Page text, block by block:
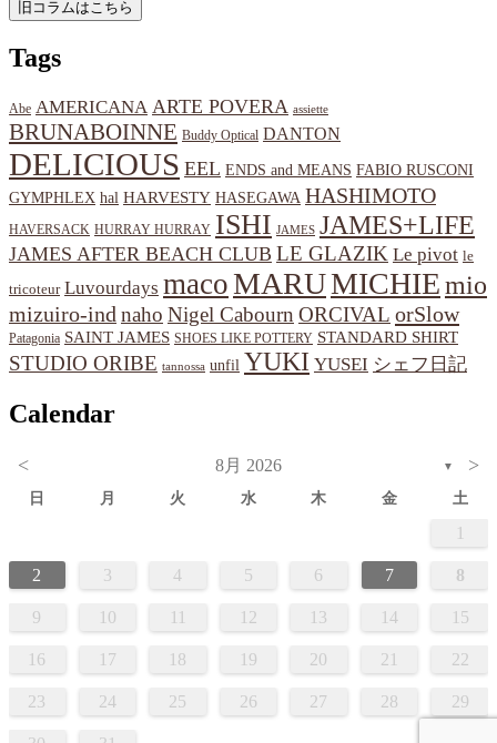
Tags
Abe AMERICANA ARTE POVERA assiette
BRUNABOINNE Buddy Optical DANTON
DELICIOUS EEL ENDS and MEANS FABIO RUSCONI
GYMPHLEX hal HARVESTY HASEGAWA HASHIMOTO
HAVERSACK HURRAY HURRAY ISHI JAMES JAMES+LIFE
JAMES AFTER BEACH CLUB LE GLAZIK Le pivot le
tricoteur Luvourdays macoMARUMICHIEmio
mizuiro-ind naho Nigel Cabourn ORCIVAL orSlow
Patagonia SAINT JAMES SHOES LIKE POTTERY STANDARD SHIRT
STUDIO ORIBE tannossa unfil YUKI YUSEI シェフ日記
Calendar
< 8月 2026 ▼ >
日 月 火 水 木 金 土
1
2 3 4 5 6 7 8
9 10 11 12 13 14 15
16 17 18 19 20 21 22
23 24 25 26 27 28 29